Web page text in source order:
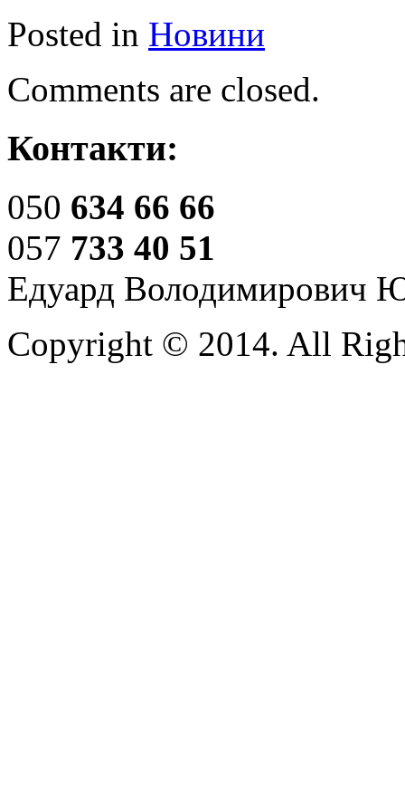
Posted in Новини
Comments are closed.
Контакти:
050 634 66 66
057 733 40 51
Едуард Володимирович
Copyright © 2014. All